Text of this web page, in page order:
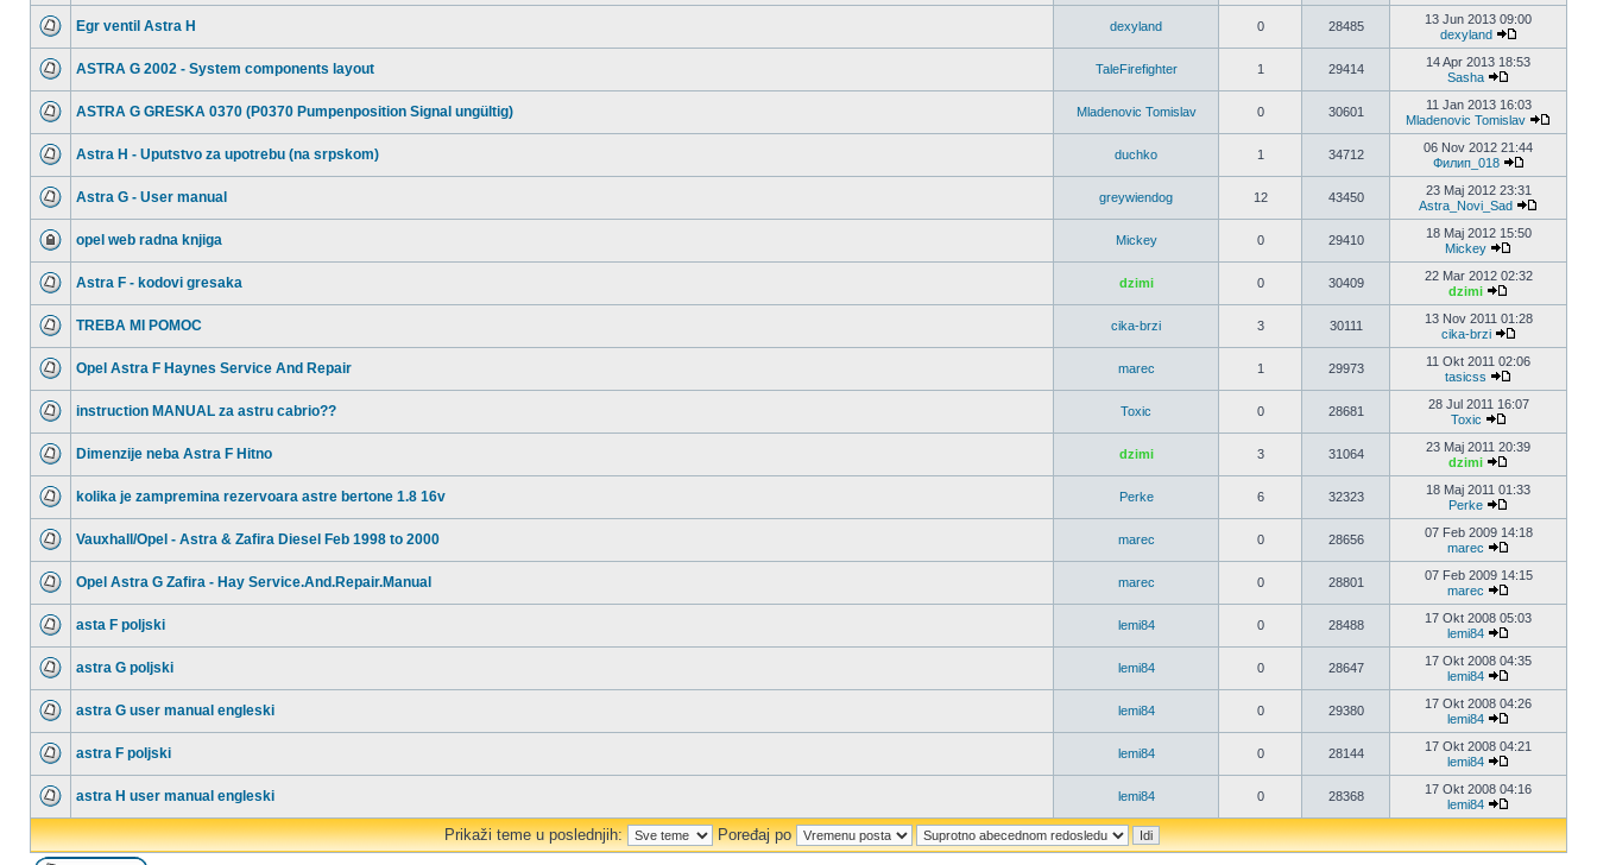
Egr ventil Astra H dexyland 0 28485
13 Jun 2013 09:00
dexyland
ASTRA G 2002 - System components layout TaleFirefighter 1 29414
14 Apr 2013 18:53
Sasha
ASTRA G GRESKA 0370 (P0370 Pumpenposition Signal ungültig) Mladenovic Tomislav 0 30601
11 Jan 2013 16:03
Mladenovic Tomislav
Astra H - Uputstvo za upotrebu (na srpskom) duchko 1 34712
06 Nov 2012 21:44
Филип_018
Astra G - User manual greywiendog 12 43450
23 Maj 2012 23:31
Astra_Novi_Sad
opel web radna knjiga Mickey 0 29410
18 Maj 2012 15:50
Mickey
Astra F - kodovi gresaka dzimi 0 30409
22 Mar 2012 02:32
dzimi
TREBA MI POMOC cika-brzi 3 30111
13 Nov 2011 01:28
cika-brzi
Opel Astra F Haynes Service And Repair marec 1 29973
11 Okt 2011 02:06
tasicss
instruction MANUAL za astru cabrio?? Toxic 0 28681
28 Jul 2011 16:07
Toxic
Dimenzije neba Astra F Hitno dzimi 3 31064
23 Maj 2011 20:39
dzimi
kolika je zampremina rezervoara astre bertone 1.8 16v Perke 6 32323
18 Maj 2011 01:33
Perke
Vauxhall/Opel - Astra & Zafira Diesel Feb 1998 to 2000 marec 0 28656
07 Feb 2009 14:18
marec
Opel Astra G Zafira - Hay Service.And.Repair.Manual marec 0 28801
07 Feb 2009 14:15
marec
asta F poljski lemi84 0 28488
17 Okt 2008 05:03
lemi84
astra G poljski lemi84 0 28647
17 Okt 2008 04:35
lemi84
astra G user manual engleski lemi84 0 29380
17 Okt 2008 04:26
lemi84
astra F poljski lemi84 0 28144
17 Okt 2008 04:21
lemi84
astra H user manual engleski lemi84 0 28368
17 Okt 2008 04:16
lemi84
Prikaži teme u poslednjih: Poređaj po